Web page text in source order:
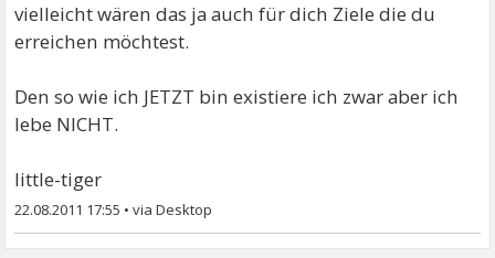
vielleicht wären das ja auch für dich Ziele die du
erreichen möchtest.
Den so wie ich JETZT bin existiere ich zwar aber ich
lebe NICHT.
little-tiger
22.08.2011 17:55 •